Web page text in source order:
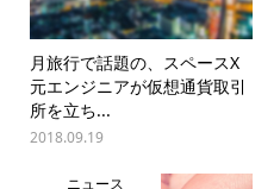
月旅行で話題の、スペースX
元エンジニアが仮想通貨取引
所を立ち...
2018.09.19
ニュース